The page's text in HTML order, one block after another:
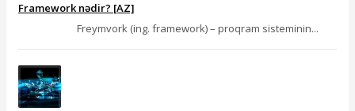
Framework nədir? [AZ]
Freymvork (ing. framework) – proqram sisteminin...